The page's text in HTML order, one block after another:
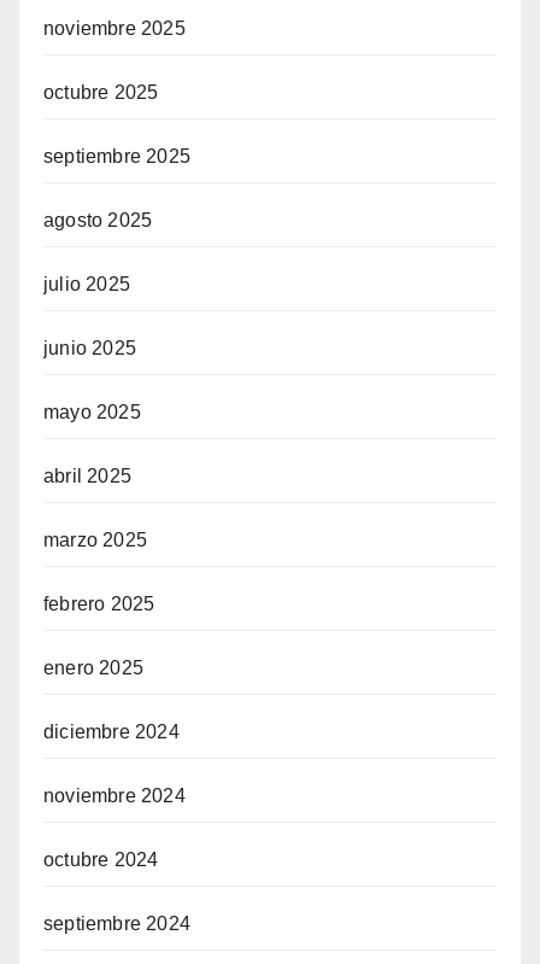
noviembre 2025
octubre 2025
septiembre 2025
agosto 2025
julio 2025
junio 2025
mayo 2025
abril 2025
marzo 2025
febrero 2025
enero 2025
diciembre 2024
noviembre 2024
octubre 2024
septiembre 2024